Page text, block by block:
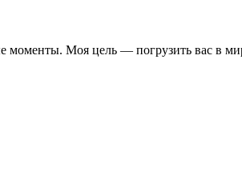
Моя цель — погрузить вас в